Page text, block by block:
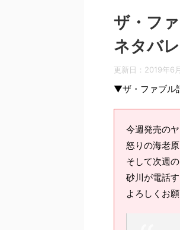
ザ・フ
ネタバ
更新日： 2019年6
▼ザ・ファブル
今週発売の
怒りの海老
そして次週
砂川が電話
よろしくお